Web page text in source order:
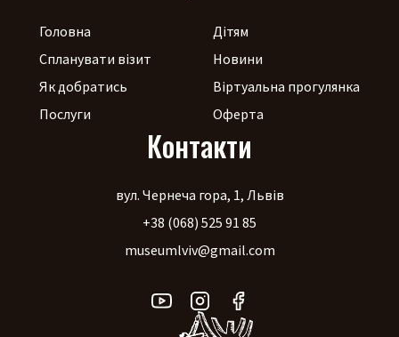
Головна
Спланувати візит
Як добратись
Послуги
Дітям
Новини
Віртуальна прогулянка
Оферта
Контакти
вул. Чернеча гора, 1, Львів
+38 (068) 525 91 85
museumlviv@gmail.com